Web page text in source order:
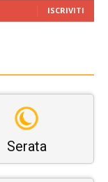
ISCRIVITI
Serata